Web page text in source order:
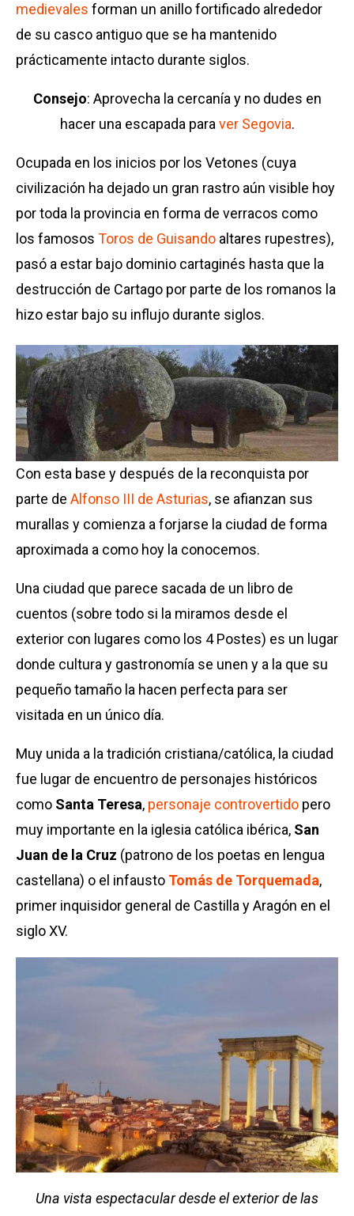
medievales forman un anillo fortificado alrededor
de su casco antiguo que se ha mantenido
prácticamente intacto durante siglos.
Consejo: Aprovecha la cercanía y no dudes en
hacer una escapada para ver Segovia.
Ocupada en los inicios por los Vetones (cuya
civilización ha dejado un gran rastro aún visible hoy
por toda la provincia en forma de verracos como
los famosos Toros de Guisando altares rupestres),
pasó a estar bajo dominio cartaginés hasta que la
destrucción de Cartago por parte de los romanos la
hizo estar bajo su influjo durante siglos.
Con esta base y después de la reconquista por
parte de Alfonso III de Asturias, se afianzan sus
murallas y comienza a forjarse la ciudad de forma
aproximada a como hoy la conocemos.
Una ciudad que parece sacada de un libro de
cuentos (sobre todo si la miramos desde el
exterior con lugares como los 4 Postes) es un lugar
donde cultura y gastronomía se unen y a la que su
pequeño tamaño la hacen perfecta para ser
visitada en un único día.
Muy unida a la tradición cristiana/católica, la ciudad
fue lugar de encuentro de personajes históricos
como Santa Teresa, personaje controvertido pero
muy importante en la iglesia católica ibérica, San
Juan de la Cruz (patrono de los poetas en lengua
castellana) o el infausto Tomás de Torquemada,
primer inquisidor general de Castilla y Aragón en el
siglo XV.
Una vista espectacular desde el exterior de las